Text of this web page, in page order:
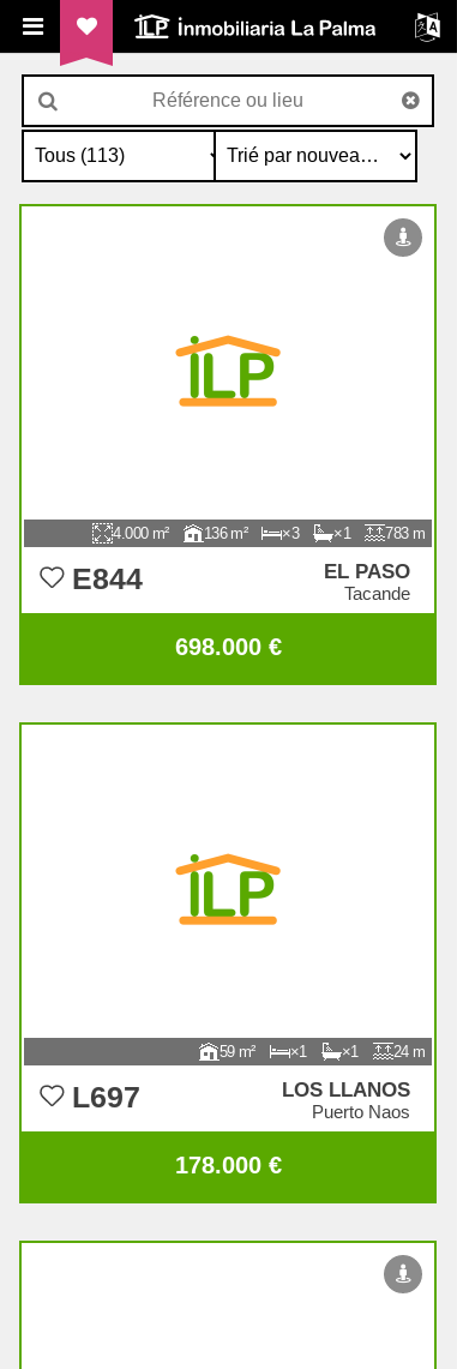
ILP Inmobiliaria La Palma
4.000 136 3 1 783
E844 EL PASO
Tacande
698.000 €
59 1 1 24
L697 LOS LLANOS
Puerto Naos
178.000 €